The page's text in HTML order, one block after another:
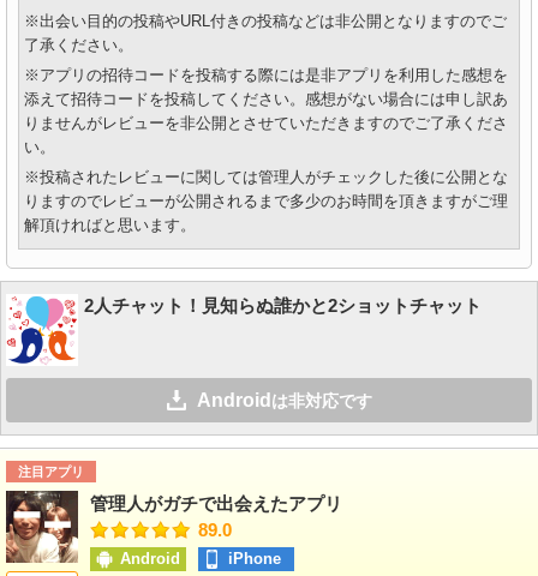
※出会い目的の投稿やURL付きの投稿などは非公開となりますのでご
了承ください。
※アプリの招待コードを投稿する際には是非アプリを利用した感想を
添えて招待コードを投稿してください。感想がない場合には申し訳あ
りませんがレビューを非公開とさせていただきますのでご了承くださ
い。
※投稿されたレビューに関しては管理人がチェックした後に公開とな
りますのでレビューが公開されるまで多少のお時間を頂きますがご理
解頂ければと思います。
2人チャット！見知らぬ誰かと2ショットチャット
Android は非対応です
注目アプリ
管理人がガチで出会えたアプリ
89.0
Android iPhone